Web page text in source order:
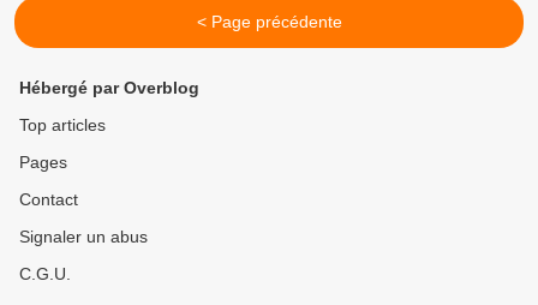
< Page précédente
Hébergé par Overblog
Top articles
Pages
Contact
Signaler un abus
C.G.U.